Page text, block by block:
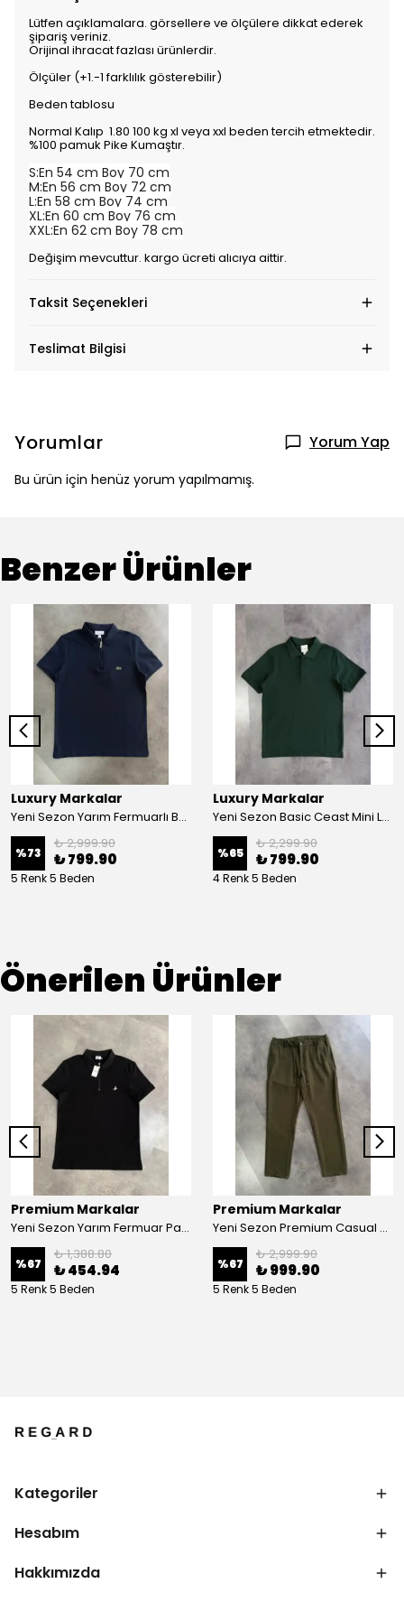
Lütfen açıklamalara. görsellere ve ölçülere dikkat ederek
şipariş veriniz.
Orijinal ihracat fazlası ürünlerdir.
Ölçüler (+1.-1 farklılık gösterebilir)
Beden tablosu
Normal Kalıp 1.80 100 kg xl veya xxl beden tercih etmektedir.
%100 pamuk Pike Kumaştır.
S:En 54 cm Boy 70 cm
M:En 56 cm Boy 72 cm
L:En 58 cm Boy 74 cm
XL:En 60 cm Boy 76 cm
XXL:En 62 cm Boy 78 cm
Değişim mevcuttur. kargo ücreti alıcıya aittir.
Taksit Seçenekleri
Teslimat Bilgisi
Yorumlar Yorum Yap
Bu ürün için henüz yorum yapılmamış.
Benzer Ürünler
Luxury Markalar
Yeni Sezon Yarım Fermuarlı Basic Mini Logo Polo Yaka
%73
₺ 2,999.90
₺ 799.90
5 Renk 5 Beden
Luxury Markalar
Yeni Sezon Basic Ceast Mini Logo T-shirt
%65
₺ 2,299.90
₺ 799.90
4 Renk 5 Beden
Önerilen Ürünler
Premium Markalar
Yeni Sezon Yarım Fermuar Pamuk Pike Polo Yaka
%67
₺ 1,388.80
₺ 454.94
5 Renk 5 Beden
Premium Markalar
Yeni Sezon Premium Casual Keten Pantolon
%67
₺ 2,999.90
₺ 999.90
5 Renk 5 Beden
Kategoriler
Hesabım
Hakkımızda